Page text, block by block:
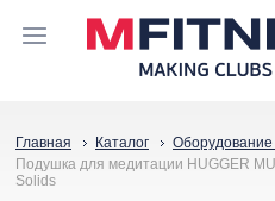
Главная Каталог Оборудование
Подушка для медитации HUGGER
Solids